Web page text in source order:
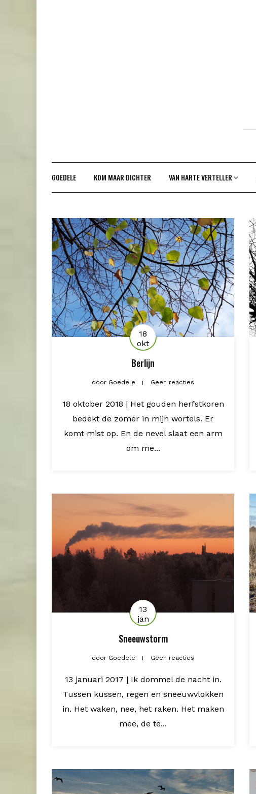
GOEDELE KOM MAAR DICHTER VAN HARTE VERTELLER
18
okt
Berlijn
door Goedele Geen reacties
18 oktober 2018 | Het gouden herfstkoren
bedekt de zomer in mijn wortels. Er
komt mist op. En de nevel slaat een arm
om me...
13
jan
Sneeuwstorm
door Goedele Geen reacties
13 januari 2017 | Ik dommel de nacht in.
Tussen kussen, regen en sneeuwvlokken
in. Het waken, nee, het raken. Het maken
mee, de te...